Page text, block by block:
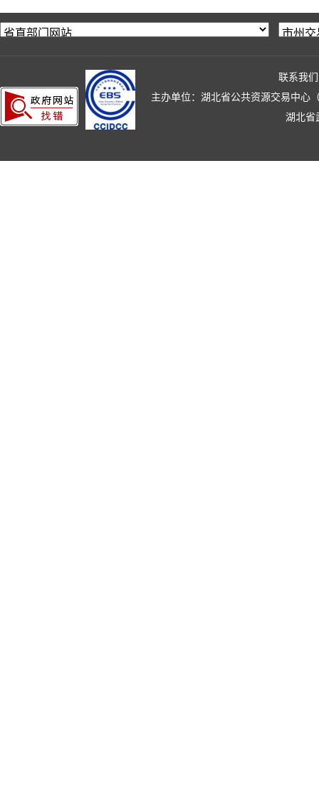
联系我们
主办单位：湖北省公共资源交易中心
湖北省